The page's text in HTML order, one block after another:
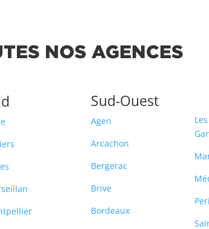
NOS AGENCES
Sud-Ouest
Agen
Arcachon
Bergerac
Brive
Bordeaux